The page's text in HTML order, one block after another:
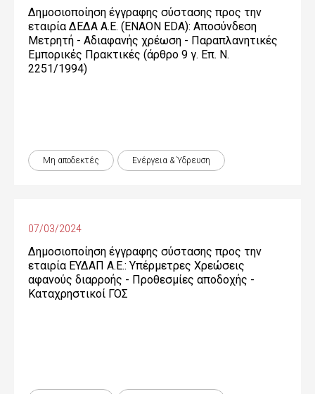
Δημοσιοποίηση έγγραφης σύστασης προς την
εταιρία ΔΕΔΑ Α.Ε. (ENAON EDA): Αποσύνδεση
Μετρητή - Αδιαφανής χρέωση - Παραπλανητικές
Εμπορικές Πρακτικές (άρθρο 9 γ. Επ. Ν.
2251/1994)
Μη αποδεκτές Ενέργεια & Ύδρευση
07/03/2024
Δημοσιοποίηση έγγραφης σύστασης προς την
εταιρία ΕΥΔΑΠ Α.Ε.: Υπέρμετρες Χρεώσεις
αφανούς διαρροής - Προθεσμίες αποδοχής -
Καταχρηστικοί ΓΟΣ